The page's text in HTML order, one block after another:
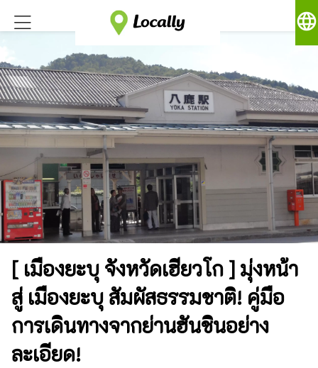
language
[ เมืองยะบุ จังหวัดเฮียวโก ] มุ่งหน้า
สู่ เมืองยะบุ สัมผัสธรรมชาติ! คู่มือ
การเดินทางจากย่านฮันชินอย่าง
ละเอียด!